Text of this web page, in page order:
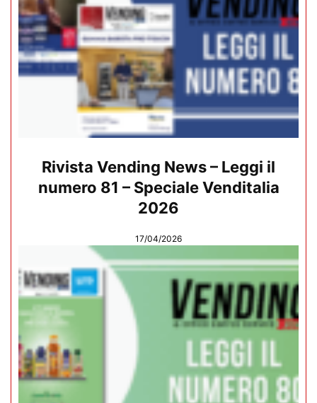
Rivista Vending News – Leggi il
numero 81 – Speciale Venditalia
2026
17/04/2026